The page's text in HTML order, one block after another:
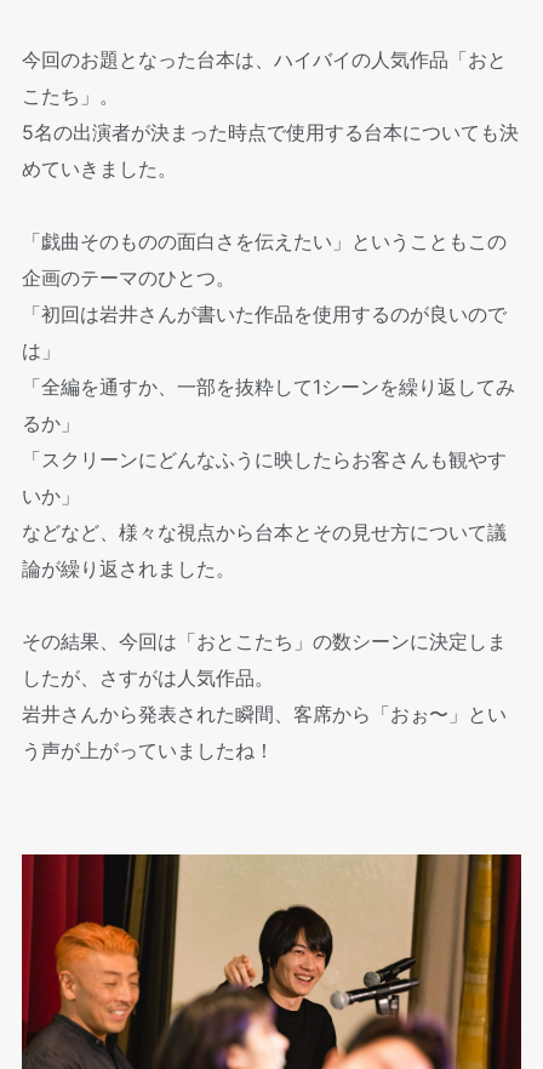
今回のお題となった台本は、ハイバイの人気作品「おと
こたち」。
5名の出演者が決まった時点で使用する台本についても決
めていきました。
「戯曲そのものの面白さを伝えたい」ということもこの
企画のテーマのひとつ。
「初回は岩井さんが書いた作品を使用するのが良いので
は」
「全編を通すか、一部を抜粋して1シーンを繰り返してみ
るか」
「スクリーンにどんなふうに映したらお客さんも観やす
いか」
などなど、様々な視点から台本とその見せ方について議
論が繰り返されました。
その結果、今回は「おとこたち」の数シーンに決定しま
したが、さすがは人気作品。
岩井さんから発表された瞬間、客席から「おぉ〜」とい
う声が上がっていましたね！